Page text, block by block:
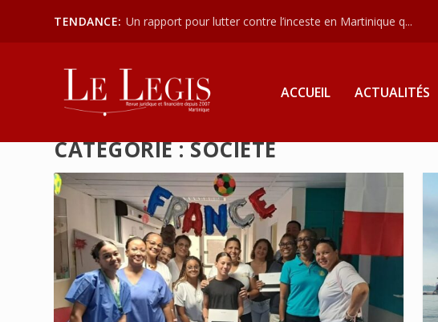
TENDANCE: Un rapport pour lutter contre l’inceste en Martinique q...
ACCUEIL ACTUALITÉS
CATÉGORIE :SOCIÉTÉ